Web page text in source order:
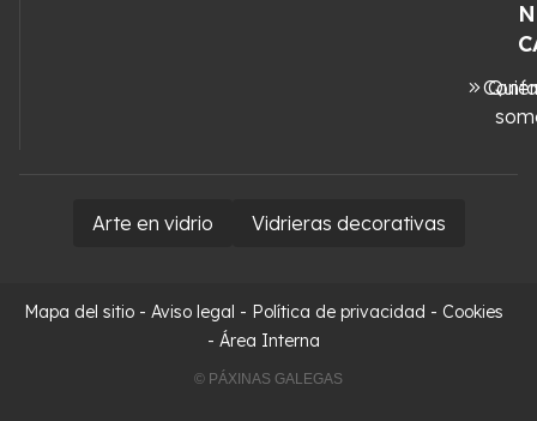
Arte en vidrio Vidrieras decorativas
Mapa del sitio - Aviso legal - Política de privacidad - Cookies
- Área Interna
© PÁXINAS GALEGAS